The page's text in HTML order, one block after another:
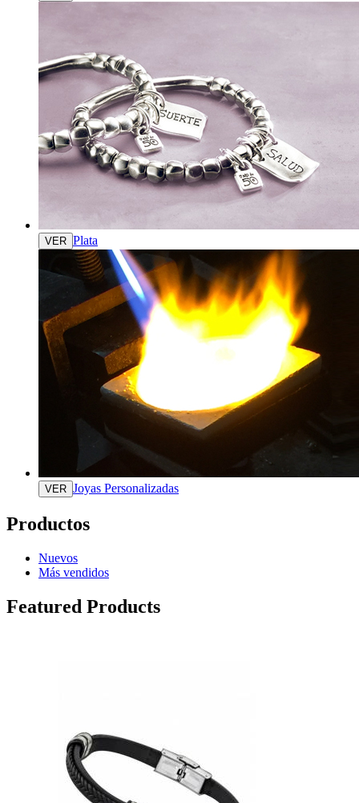
VER Plata
VER Joyas Personalizadas
Productos
Nuevos
Más vendidos
Featured Products